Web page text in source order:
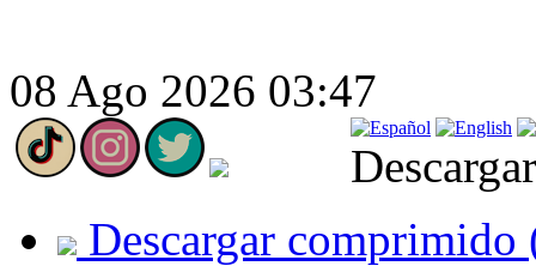
08 Ago 2026 03:47
Descargar comprimido